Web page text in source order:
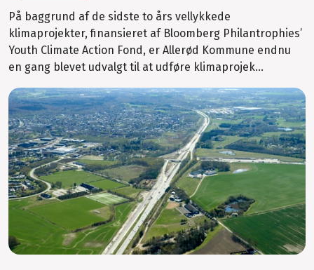
På baggrund af de sidste to års vellykkede
klimaprojekter, finansieret af Bloomberg Philantrophies’
Youth Climate Action Fond, er Allerød Kommune endnu
en gang blevet udvalgt til at udføre klimaprojek...